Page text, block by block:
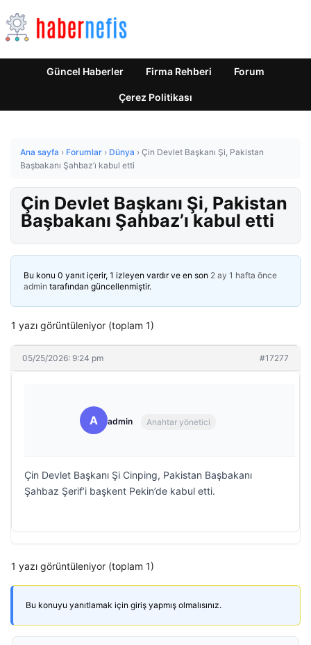
Güncel Haberler Firma Rehberi Forum
Çerez Politikası
Ana sayfa › Forumlar › Dünya › Çin Devlet Başkanı Şi, Pakistan
Başbakanı Şahbaz’ı kabul etti
Çin Devlet Başkanı Şi, Pakistan
Başbakanı Şahbaz’ı kabul etti
Bu konu 0 yanıt içerir, 1 izleyen vardır ve en son 2 ay 1 hafta önce
admin tarafından güncellenmiştir.
1 yazı görüntüleniyor (toplam 1)
05/25/2026: 9:24 pm #17277
A admin Anahtar yönetici
Çin Devlet Başkanı Şi Cinping, Pakistan Başbakanı
Şahbaz Şerif’i başkent Pekin’de kabul etti.
1 yazı görüntüleniyor (toplam 1)
Bu konuyu yanıtlamak için giriş yapmış olmalısınız.